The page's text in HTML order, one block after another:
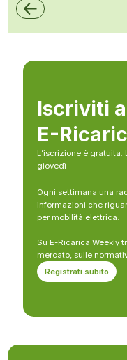
Iscriviti
E-
L’iscrizione è
giovedì
Ogni settimana una
informazioni che
per mobilità elettrica.
Su E-Ricarica Weekly
mercato, sulle
Registrati subito